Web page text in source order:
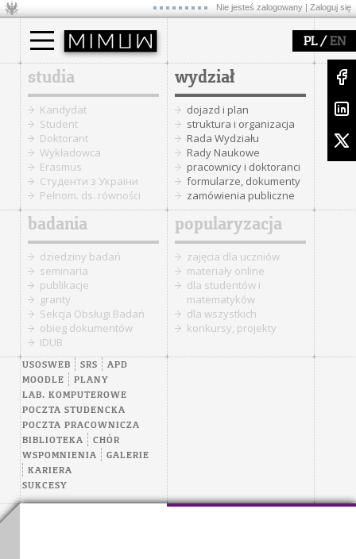
Nie jesteś zalogowany | Zaloguj się
PL/ EN
studia
Kandydat
Student
Doktorant
Wykładowca
Erasmus
Cтуденти з України
Pełnom. ds. równości
wydział
dojazd i plan
struktura i organizacja
Rada Wydziału
Rady Naukowe
pracownicy i doktoranci
formularze, dokumenty
zamówienia publiczne
badania
dziedziny badań
seminaria
publikacje
granty
Sekcja Obsługi Badań
obieg dokumentów
IDUB
popularyzacja
zajęcia dla uczniów
materiały online
dla studentów i
matematyków
dla wszystkich
konkursy, projekty
USOSWEB SRS
APD
MOODLE
PLANY
LAB. KOMPUTEROWE
POCZTA STUDENCKA
POCZTA PRACOWNICZA
BIBLIOTEKA
CHÓR
WSPOMNIENIA
GALERIE
KARIERA
SUKCESY